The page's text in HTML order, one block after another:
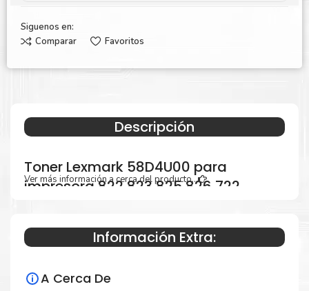
Siguenos en:
Comparar
Favoritos
Descripción
Toner Lexmark 58D4U00 para
impresora 822 823 825 826 722
Especificaciones Técnicas
Para impresoras:
Ver más información a cerca del producto...
Información Extra:
A Cerca De